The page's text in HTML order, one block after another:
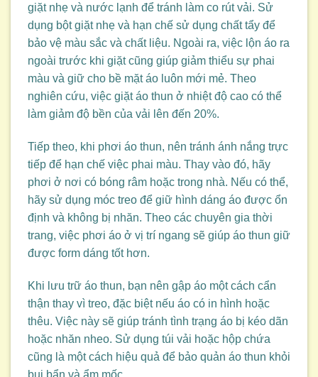
giặt nhẹ và nước lạnh để tránh làm co rút vải. Sử
dụng bột giặt nhẹ và hạn chế sử dụng chất tẩy để
bảo vệ màu sắc và chất liệu. Ngoài ra, việc lộn áo ra
ngoài trước khi giặt cũng giúp giảm thiểu sự phai
màu và giữ cho bề mặt áo luôn mới mẻ. Theo
nghiên cứu, việc giặt áo thun ở nhiệt độ cao có thể
làm giảm độ bền của vải lên đến 20%.
Tiếp theo, khi phơi áo thun, nên tránh ánh nắng trực
tiếp để hạn chế việc phai màu. Thay vào đó, hãy
phơi ở nơi có bóng râm hoặc trong nhà. Nếu có thể,
hãy sử dụng móc treo để giữ hình dáng áo được ổn
định và không bị nhăn. Theo các chuyên gia thời
trang, việc phơi áo ở vị trí ngang sẽ giúp áo thun giữ
được form dáng tốt hơn.
Khi lưu trữ áo thun, bạn nên gập áo một cách cẩn
thận thay vì treo, đặc biệt nếu áo có in hình hoặc
thêu. Việc này sẽ giúp tránh tình trạng áo bị kéo dãn
hoặc nhăn nheo. Sử dụng túi vải hoặc hộp chứa
cũng là một cách hiệu quả để bảo quản áo thun khỏi
bụi bẩn và ẩm mốc.